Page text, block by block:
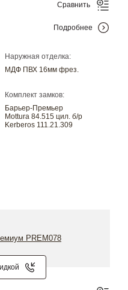
Наружная отделка:
МДФ ПВХ 16мм фрез.
Комплект замков:
Барьер-Премьер
Mottura 84.515 цил. б/р
Kerberos 111.21.309
Сравнить
Подробнее